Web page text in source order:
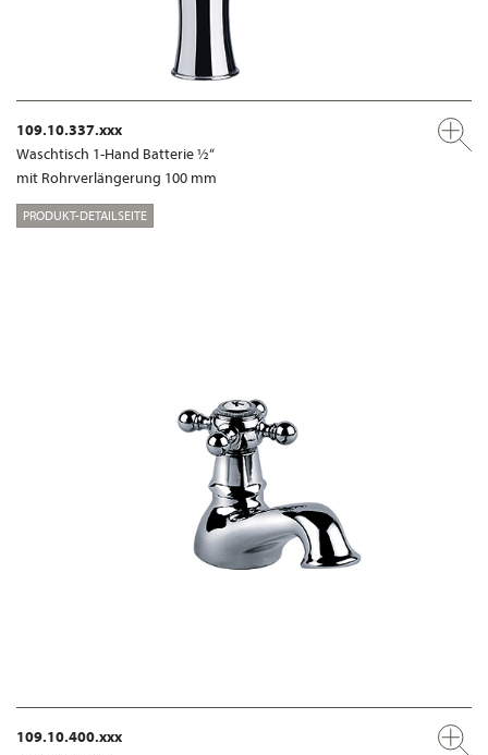
109.10.337.xxx
Waschtisch 1-Hand Batterie ½“
mit Rohrverlängerung 100 mm
PRODUKT-DETAILSEITE
109.10.400.xxx